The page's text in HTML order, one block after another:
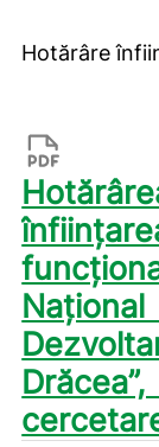
Hotărâre